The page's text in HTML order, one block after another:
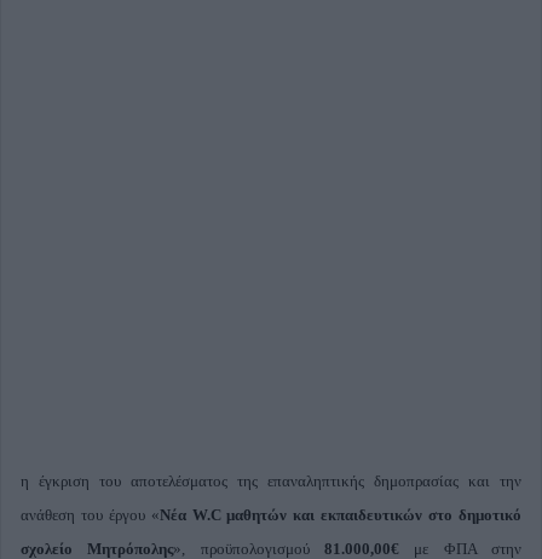
η έγκριση του αποτελέσματος της επαναληπτικής δημοπρασίας και την
ανάθεση του έργου «Νέα W.C μαθητών και εκπαιδευτικών στο δημοτικό
σχολείο Μητρόπολης», προϋπολογισμού81.000,00€ με ΦΠΑ στην